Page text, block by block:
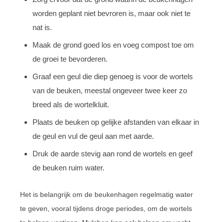
worden geplant niet bevroren is, maar ook niet te
nat is.
Maak de grond goed los en voeg compost toe om
de groei te bevorderen.
Graaf een geul die diep genoeg is voor de wortels
van de beuken, meestal ongeveer twee keer zo
breed als de wortelkluit.
Plaats de beuken op gelijke afstanden van elkaar in
de geul en vul de geul aan met aarde.
Druk de aarde stevig aan rond de wortels en geef
de beuken ruim water.
Het is belangrijk om de beukenhagen regelmatig water
te geven, vooral tijdens droge periodes, om de wortels